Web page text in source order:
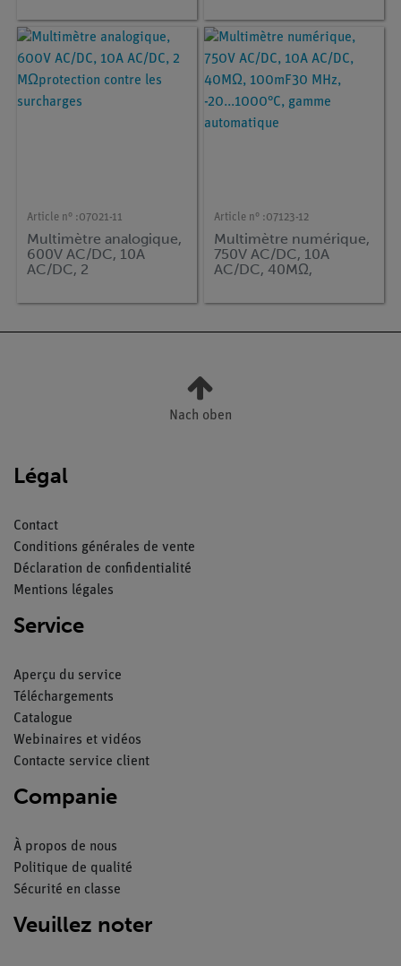
Article n° :07021-11
Multimètre analogique,
600V AC/DC, 10A
AC/DC, 2
les surcharges
Article n° :07123-12
Multimètre numérique,
750V AC/DC, 10A
AC/DC, 40MΩ,
-20...1000°C, gamme
Nach oben
Légal
Contact
Conditions générales de vente
Déclaration de confidentialité
Mentions légales
Service
Aperçu du service
Téléchargements
Catalogue
Webinaires et vidéos
Contacte service client
Companie
À propos de nous
Politique de qualité
Sécurité en classe
Veuillez noter